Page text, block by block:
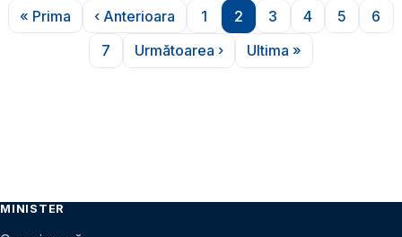
Paginare
Prima pagină
« Prima
Pagina anterioară
‹ Anterioara
Pagina
1
Pagina
2
Pagina
3
Pagina
4
Pagina
5 6
Pagina
7
Pagina următoare
Următoarea ›
Ultima pagină
Ultima »
MINISTER